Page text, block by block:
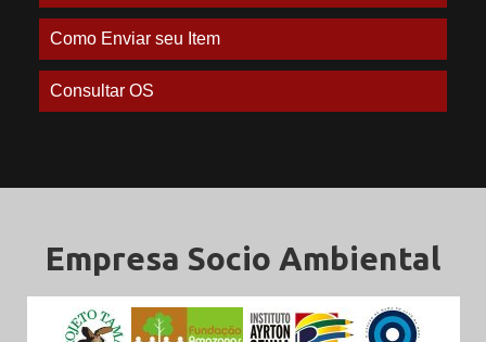
Como Enviar seu Item
Consultar OS
Empresa Socio Ambiental